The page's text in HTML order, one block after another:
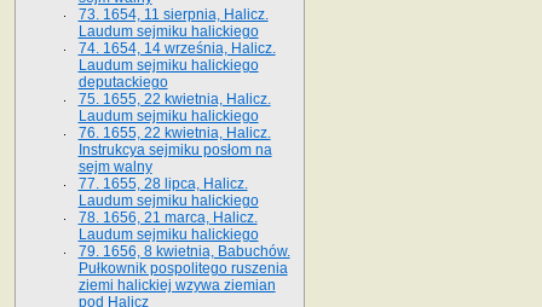
73. 1654, 11 sierpnia, Halicz.
Laudum sejmiku halickiego
74. 1654, 14 września, Halicz.
Laudum sejmiku halickiego
deputackiego
75. 1655, 22 kwietnia, Halicz.
Laudum sejmiku halickiego
76. 1655, 22 kwietnia, Halicz.
Instrukcya sejmiku posłom na
sejm walny
77. 1655, 28 lipca, Halicz.
Laudum sejmiku halickiego
78. 1656, 21 marca, Halicz.
Laudum sejmiku halickiego
79. 1656, 8 kwietnia, Babuchów.
Pułkownik pospolitego ruszenia
ziemi halickiej wzywa ziemian
pod Halicz